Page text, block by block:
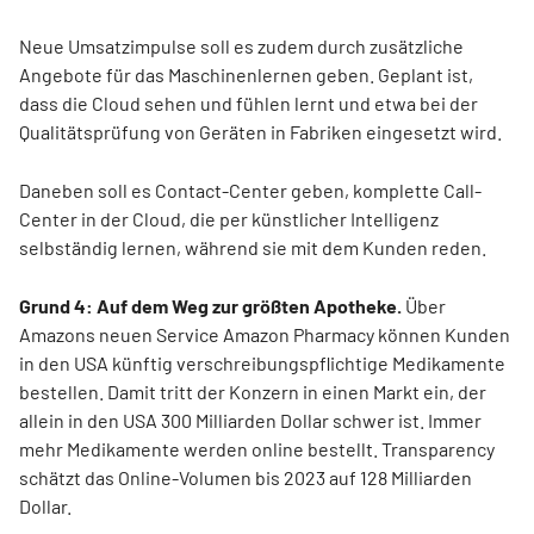
Neue Umsatzimpulse soll es zudem durch zusätzliche
Angebote für das Maschinenlernen geben. Geplant ist,
dass die Cloud sehen und fühlen lernt und etwa bei der
Qualitätsprüfung von Geräten in Fabriken eingesetzt wird.
Daneben soll es Contact-Center geben, komplette Call-
Center in der Cloud, die per künstlicher Intelligenz
selbständig lernen, während sie mit dem Kunden reden.
Grund 4: Auf dem Weg zur größten Apotheke. Über
Amazons neuen Service Amazon Pharmacy können Kunden
in den USA künftig verschreibungspflichtige Medikamente
bestellen. Damit tritt der Konzern in einen Markt ein, der
allein in den USA 300 Milliarden Dollar schwer ist. Immer
mehr Medikamente werden online bestellt. Transparency
schätzt das Online-Volumen bis 2023 auf 128 Milliarden
Dollar.